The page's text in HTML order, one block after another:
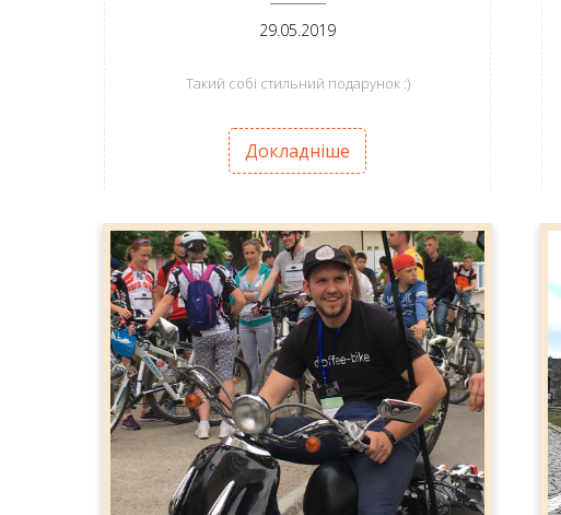
29.05.2019
Такий собі стильний подарунок :)
Докладніше